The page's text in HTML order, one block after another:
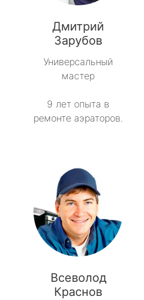
Дмитрий
Зарубов
Универсальный
мастер
9 лет опыта в
ремонте аэраторов.
Всеволод
Краснов